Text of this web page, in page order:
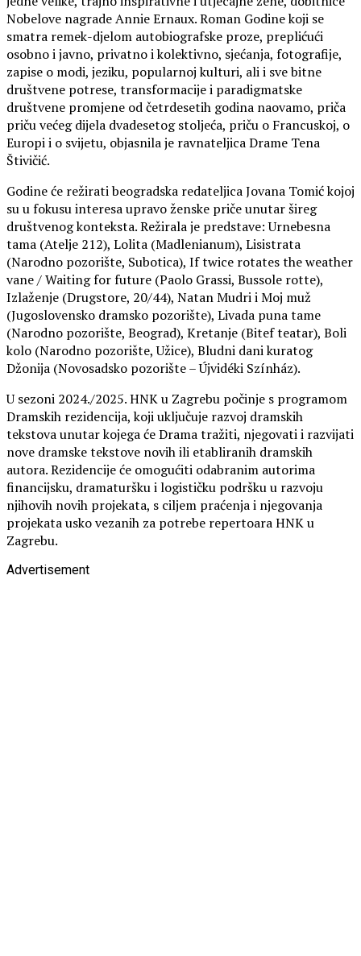
Nobelove nagrade Annie Ernaux. Roman Godine koji se
smatra remek-djelom autobiografske proze, preplićući
osobno i javno, privatno i kolektivno, sjećanja, fotografije,
zapise o modi, jeziku, popularnoj kulturi, ali i sve bitne
društvene potrese, transformacije i paradigmatske
društvene promjene od četrdesetih godina naovamo, priča
priču većeg dijela dvadesetog stoljeća, priču o Francuskoj, o
Europi i o svijetu, objasnila je ravnateljica Drame Tena
Štivičić.
Godine će režirati beogradska redateljica Jovana Tomić kojoj
su u fokusu interesa upravo ženske priče unutar šireg
društvenog konteksta. Režirala je predstave: Urnebesna
tama (Atelje 212), Lolita (Madlenianum), Lisistrata
(Narodno pozorište, Subotica), If twice rotates the weather
vane / Waiting for future (Paolo Grassi, Bussole rotte),
Izlaženje (Drugstore, 20/44), Natan Mudri i Moj muž
(Jugoslovensko dramsko pozorište), Livada puna tame
(Narodno pozorište, Beograd), Kretanje (Bitef teatar), Boli
kolo (Narodno pozorište, Užice), Bludni dani kuratog
Džonija (Novosadsko pozorište – Újvidéki Színház).
U sezoni 2024./2025. HNK u Zagrebu počinje s programom
Dramskih rezidencija, koji uključuje razvoj dramskih
tekstova unutar kojega će Drama tražiti, njegovati i razvijati
nove dramske tekstove novih ili etabliranih dramskih
autora. Rezidencije će omogućiti odabranim autorima
financijsku, dramaturšku i logističku podršku u razvoju
njihovih novih projekata, s ciljem praćenja i njegovanja
projekata usko vezanih za potrebe repertoara HNK u
Zagrebu.
Advertisement